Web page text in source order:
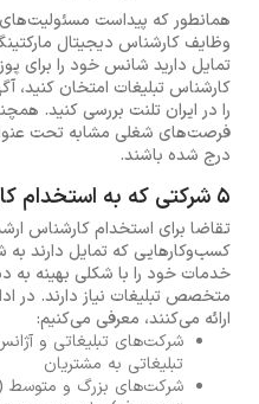
وظایف کارشناس دیجیتال
تمایل دارید شانس خود را برای
کارشناس تبلیغات امتخان کنید،
را در ایران تلنت بررسی کنید.
فرصت‌های شغلی مشابه تحت
درج شده باشند.
5 شرکتی که به استخدام کارشناس تبلیغات نیاز دارند
تقاضا برای استخدام کارشناس
کسب‌وکارهایی که تمایل دارند
خدمات خود را با شکلی بهینه‌ به
ارائه می‌کنند، معرفی می‌کنیم:
شرکت‌های تبلیغاتی و
تبلیغاتی به مشتریان
شرکت‌های بزرگ و متوسط